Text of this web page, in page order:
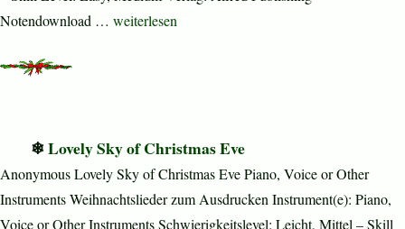
Notendownload … „O Holy Night (complete)“
weiterlesen
Lovely Sky of Christmas Eve
Anonymous Lovely Sky of Christmas Eve Piano, Voice or Other
Instruments Weihnachtslieder zum Ausdrucken Instrument(e): Piano,
Voice or Other Instruments Schwierigkeitslevel: Leicht, Mittel – Skill